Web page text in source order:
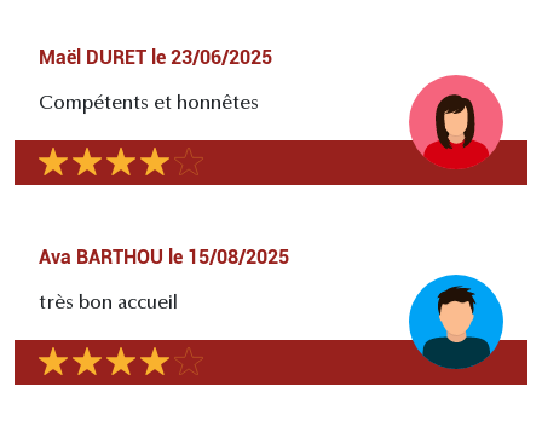
Maël DURET le 23/06/2025
Compétents et honnêtes
Ava BARTHOU le 15/08/2025
très bon accueil